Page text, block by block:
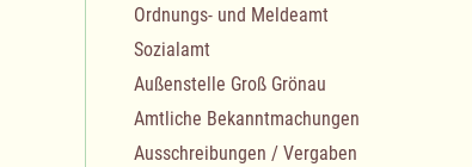
Ordnungs- und Meldeamt
Sozialamt
Außenstelle Groß Grönau
Amtliche Bekanntmachungen
Ausschreibungen / Vergaben